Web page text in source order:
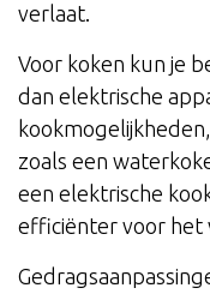
verlaat.
Voor koken kun je
dan elektrische
zoals een
een elektrische
efficiënter voor het